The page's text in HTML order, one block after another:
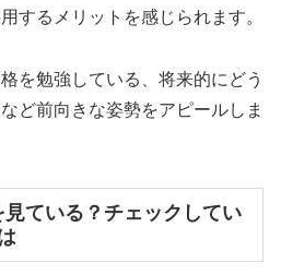
するメリットを感じられます。
を勉強している、将来的にどう
ど前向きな姿勢をアピールしま
ている？チェックしてい